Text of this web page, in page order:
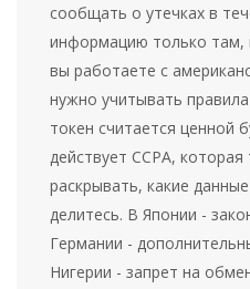
сообщать о утечках в
информацию только там,
вы работаете с
нужно учитывать
токен считается ценной
действует CCPA,
раскрывать, какие
делитесь. В Японии -
Германии -
Нигерии - запрет на